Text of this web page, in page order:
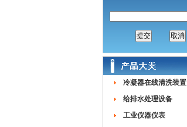
冷凝器在线清洗装置
给排水处理设备
工业仪器仪表